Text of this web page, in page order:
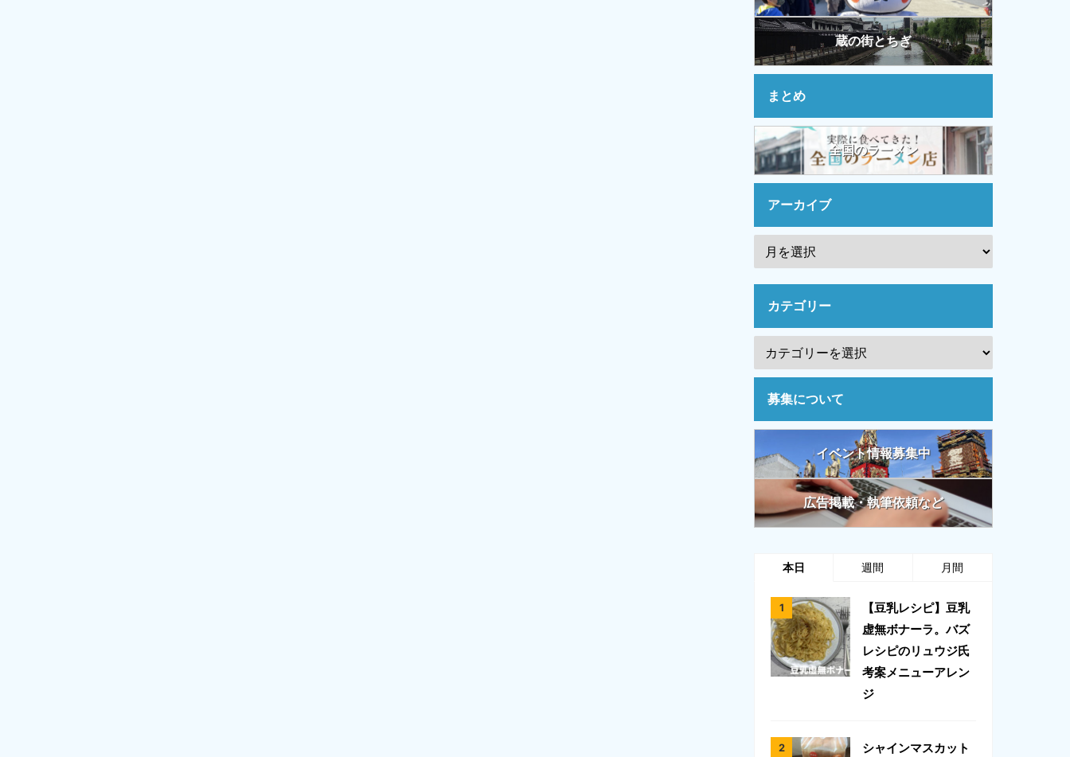
蔵の街とちぎ
まとめ
全国のラーメン
アーカイブ
カテゴリー
募集について
イベント情報募集中
広告掲載・執筆依頼など
本日 週間 月間
【豆乳レシピ】豆乳
虚無ボナーラ。バズ
レシピのリュウジ氏
考案メニューアレン
ジ
シャインマスカット